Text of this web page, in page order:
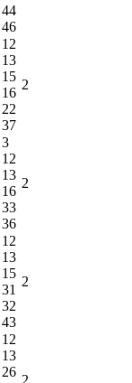
44
46
12
13
15
16
22
37
2
3
12
13
16
33
36
2
12
13
15
31
32
43
2
12
13
26
2